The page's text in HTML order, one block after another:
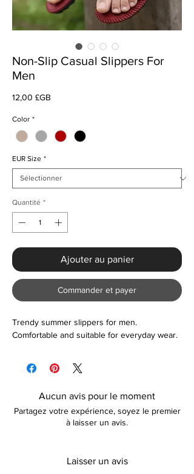
Non-Slip Casual Slippers For
Men
12,00 £GB
Color *
EUR Size *
Quantité *
Ajouter au panier
Commander et payer
Trendy summer slippers for men.
Comfortable and suitable for everyday wear.
Aucun avis pour le moment
Partagez votre expérience, soyez le premier
à laisser un avis.
Laisser un avis